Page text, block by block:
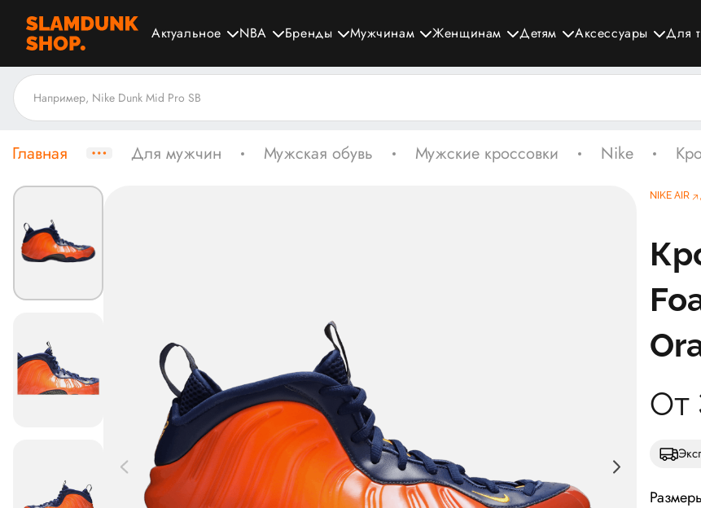
Актуальное NBA Бренды Мужчинам Женщинам Детям Аксессуары Для
Главная Для мужчин Мужская обувь Мужские кроссовки Nike
NIKE AIR
От